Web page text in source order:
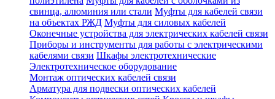
свинца, алюминия или стали Муфты для кабелей связи
на объектах РЖД Муфты для силовых кабелей
Оконечные устройства для электрических кабелей связи
Приборы и инструменты для работы с электрическими
кабелями связи Шкафы электротехнические
Электротехническое оборудование
Монтаж оптических кабелей связи
Арматура для подвески оптических кабелей